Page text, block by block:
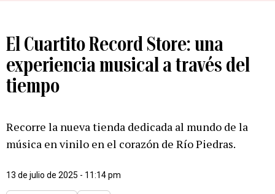
El Cuartito Record Store: una
experiencia musical a través del
tiempo
Recorre la nueva tienda dedicada al mundo de la
música en vinilo en el corazón de Río Piedras.
13 de julio de 2025 - 11:14 pm